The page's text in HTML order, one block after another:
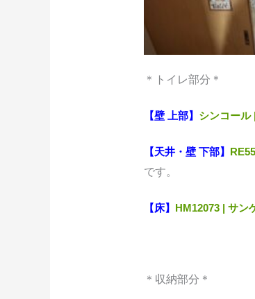
＊トイレ部分＊
【壁 上部】 シンコール
【天井・壁 下部】
です。
【床】 HM12073 | サン
＊収納部分＊